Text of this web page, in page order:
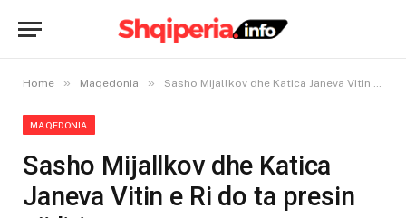
Home » Maqedonia » Sasho Mijallkov dhe Katica Janeva Vitin e Ri do ta presin në liri
MAQEDONIA
Sasho Mijallkov dhe Katica
Janeva Vitin e Ri do ta presin